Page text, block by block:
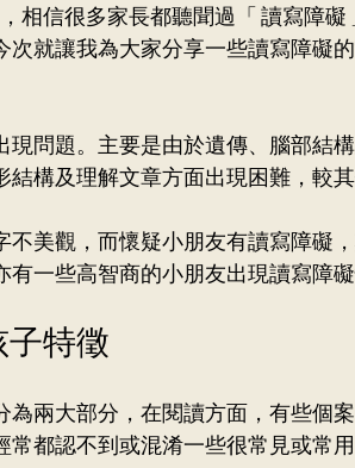
相信很多家長都聽聞過「 讀寫障
次就讓我為大家分享一些讀寫障礙
現問題。主要是由於遺傳、腦部結
構及理解文章方面出現困難，較其
不美觀，而懷疑小朋友有讀寫障礙
一些高智商的小朋友出現讀寫障礙
特徵
為兩大部分，在閱讀方面，有些個
都認不到或混淆一些很常見或常用